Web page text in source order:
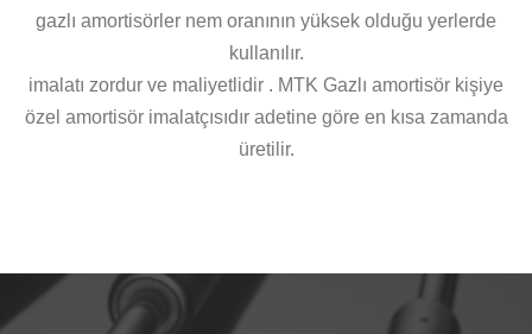
gazlı amortisörler nem oranının yüksek olduğu yerlerde
kullanılır.
imalatı zordur ve maliyetlidir . MTK Gazlı amortisör kişiye
özel amortisör imalatçısıdır adetine göre en kısa zamanda
üretilir.